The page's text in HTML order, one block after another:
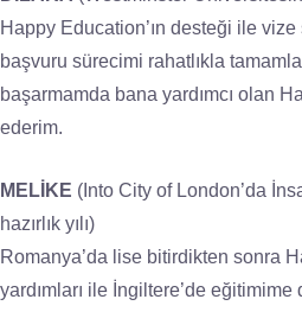
Happy Education’ın desteği ile
başvuru sürecimi rahatlıkla
başarmamda bana yardımcı olan
ederim.
MELİKE (Into City of London’da
hazırlık yılı)
Romanya’da lise bitirdikten sonra
yardımları ile İngiltere’de